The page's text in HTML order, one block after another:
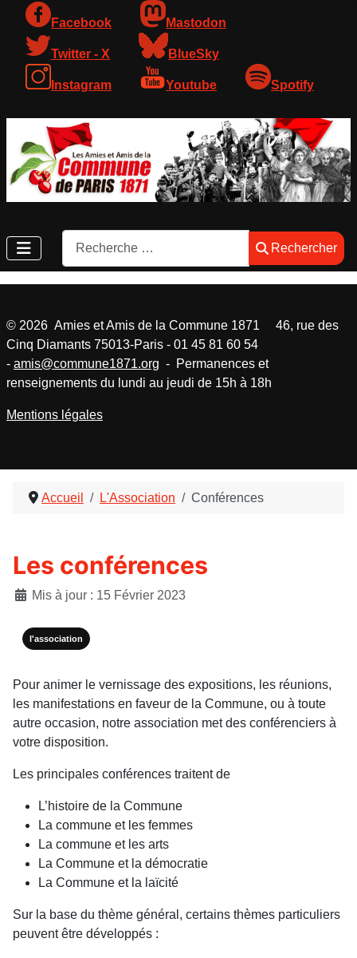
Facebook Mastodon
Twitter - X BlueSky
Instagram Youtube Spotify
Rechercher
Rechercher
Accueil L'Association Conférences
Les conférences
DétailsMis à jour : 15 Février 2023
l'association
Pour animer le vernissage des expositions, les réunions,
les manifestations en faveur de la Commune, ou à toute
autre occasion, notre association met des conférenciers à
votre disposition.
Les principales conférences traitent de
L’histoire de la Commune
La commune et les femmes
La commune et les arts
La Commune et la démocratie
La Commune et la laïcité
Sur la base du thème général, certains thèmes particuliers
peuvent être développés :
© 2026 Amies et Amis de la Commune 1871 46, rue des
Cinq Diamants 75013-Paris - 01 45 81 60 54
- amis@commune1871.org - Permanences et
renseignements du lundi au jeudi de 15h à 18h
Mentions légales